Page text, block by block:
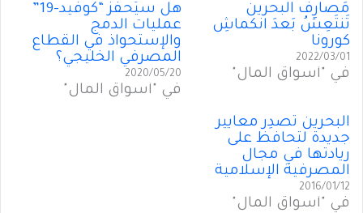
مَصارِفُ البحرين
تَنتَعِشُ بَعدَ انكماشِ
كورونا
2022/03/01
في "أسواق المال"
هل سيُحفّز “كوفيد-19”
عمليات الدمج
والإستحواذ في القطاع
المصرفي الخليجي؟
2020/05/20
في "أسواق المال"
البحرين تُصدِر معايير
جديدة لتحافظ على
ريادتها في مجال
المصرفية الإسلامية
2016/01/12
في "أسواق المال"